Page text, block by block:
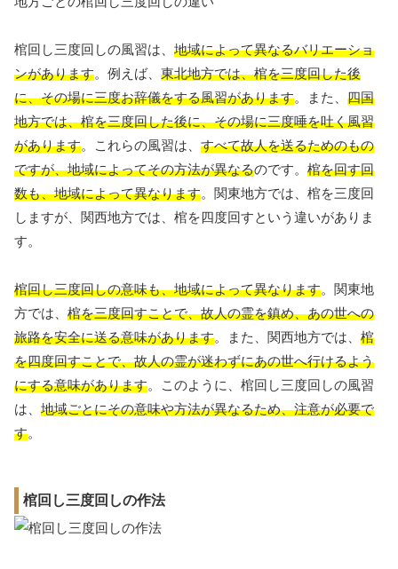
棺回し三度回しの風習は、 地域によって異なるバリエーショ
ンがあります。例えば、 東北地方では、棺を三度回した後
に、その場に三度お辞儀をする風習があります。また、 四国
地方では、棺を三度回した後に、その場に三度唾を吐く風習
があります。これらの風習は、 すべて故人を送るためのもの
ですが、地域によってその方法が異なるのです。 棺を回す回
数も、地域によって異なります。関東地方では、棺を三度回
しますが、関西地方では、棺を四度回すという違いがありま
す。
棺回し三度回しの意味も、地域によって異なります。関東地
方では、 棺を三度回すことで、故人の霊を鎮め、あの世への
旅路を安全に送る意味があります。また、関西地方では、 棺
を四度回すことで、故人の霊が迷わずにあの世へ行けるよう
にする意味があります。このように、棺回し三度回しの風習
は、 地域ごとにその意味や方法が異なるため、注意が必要で
す。
棺回し三度回しの作法